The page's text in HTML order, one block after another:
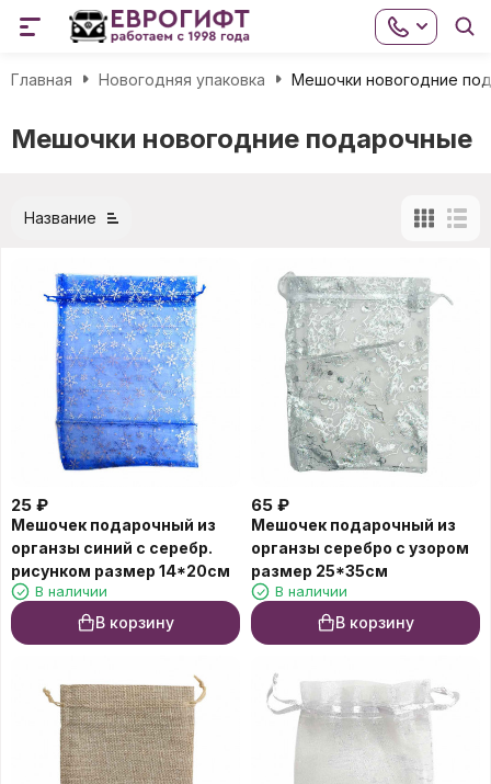
Главная Новогодняя упаковка Мешочки новогодние
Мешочки новогодние подарочные
Название
25 ₽
Мешочек подарочный из
органзы синий с серебр.
рисунком размер 14*20см
В наличии
В корзину
65 ₽
Мешочек подарочный из
органзы серебро с узором
размер 25*35см
В наличии
В корзину